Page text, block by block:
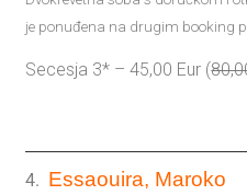
je ponuđena na drugim booking
Secesja 3* – 45,00 Eur (
4. Essaouira, Maroko